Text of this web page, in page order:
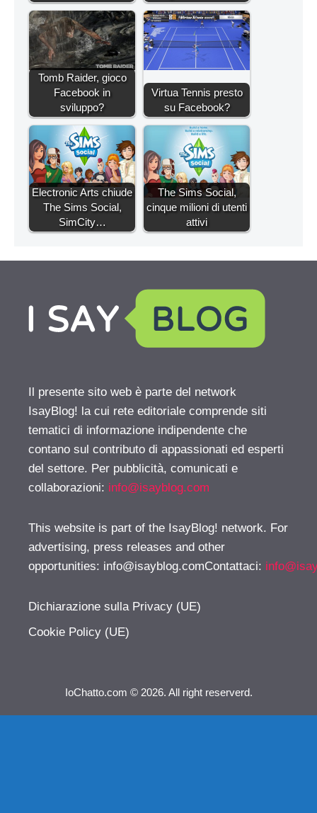
Tomb Raider, gioco
Facebook in
sviluppo?
Virtua Tennis presto
su Facebook?
Electronic Arts chiude
The Sims Social,
SimCity…
The Sims Social,
cinque milioni di utenti
attivi
Il presente sito web è parte del network
IsayBlog! la cui rete editoriale comprende siti
tematici di informazione indipendente che
contano sul contributo di appassionati ed esperti
del settore. Per pubblicità, comunicati e
collaborazioni: info@isayblog.com
This website is part of the IsayBlog! network. For
advertising, press releases and other
opportunities: info@isayblog.comContattaci:
Dichiarazione sulla Privacy (UE)
Cookie Policy (UE)
IoChatto.com © 2026. All right reserverd.